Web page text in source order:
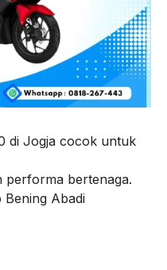
di Jogja cocok untuk
performa bertenaga.
Bening Abadi